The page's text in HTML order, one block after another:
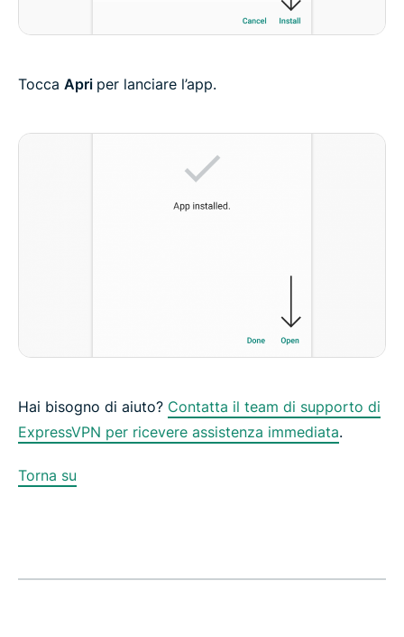
Tocca Apri per lanciare l’app.
Hai bisogno di aiuto? Contatta il team di supporto di
ExpressVPN per ricevere assistenza immediata.
Torna su